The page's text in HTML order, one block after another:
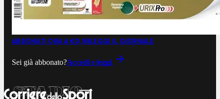
ABBONATI ORA A €0,99LEGGI IL GIORNALE
Sei già abbonato?Accedi e leggi